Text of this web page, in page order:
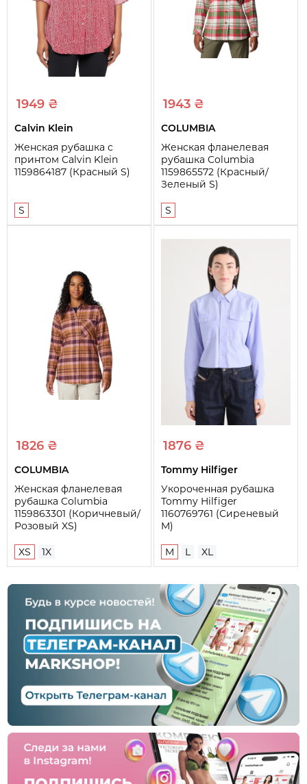
Узоры и принты
Тип воротника
Отложной (рубашечный)
Тип ткани
1949 ₴
Calvin Klein
Женская рубашка с
принтом Calvin Klein
1159864187 (Красный S)
S
1943 ₴
COLUMBIA
Женская фланелевая
рубашка Columbia
1159865572 (Красный/
Зеленый S)
S
1826 ₴
COLUMBIA
Женская фланелевая
рубашка Columbia
1159863301 (Коричневый/
Розовый XS)
XS 1X
1876 ₴
Tommy Hilfiger
Укороченная рубашка
Tommy Hilfiger
1160769761 (Сиреневый
M)
M L XL